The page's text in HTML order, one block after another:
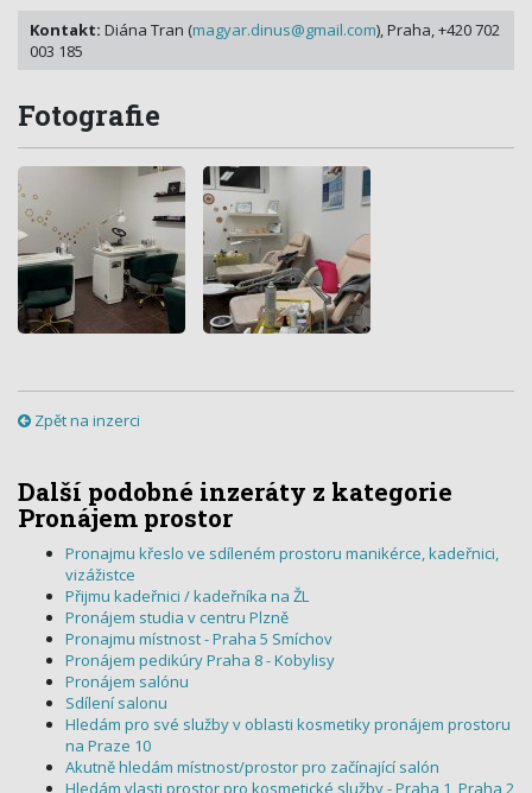
Kontakt: Diána Tran (magyar.dinus@gmail.com), Praha, +420 702
003 185
Fotografie
Zpět na inzerci
Další podobné inzeráty z kategorie
Pronájem prostor
Pronajmu křeslo ve sdíleném prostoru manikérce, kadeřnici,
vizážistce
Přijmu kadeřnici / kadeřníka na ŽL
Pronájem studia v centru Plzně
Pronajmu místnost - Praha 5 Smíchov
Pronájem pedikúry Praha 8 - Kobylisy
Pronájem salónu
Sdílení salonu
Hledám pro své služby v oblasti kosmetiky pronájem prostoru
na Praze 10
Akutně hledám místnost/prostor pro začínající salón
Hledám vlasti prostor pro kosmetické služby - Praha 1, Praha 2